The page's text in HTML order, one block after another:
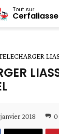
Tout sur
2018 0